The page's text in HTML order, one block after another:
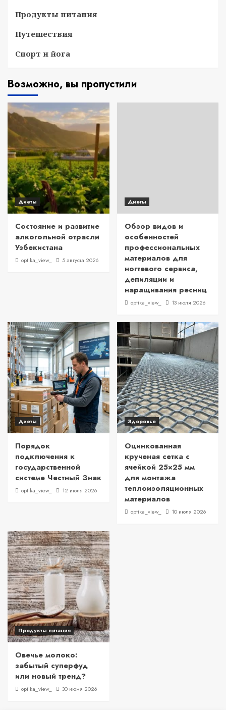
Продукты питания
Путешествия
Спорт и йога
Возможно, вы пропустили
Диеты
Состояние и развитие
алкогольной отрасли
Узбекистана
optika_view_ 5 августа 2026
Диеты
Обзор видов и
особенностей
профессиональных
материалов для
ногтевого сервиса,
депиляции и
наращивания ресниц
optika_view_ 13 июля 2026
Диеты
Порядок
подключения к
государственной
системе Честный Знак
optika_view_ 12 июля 2026
Здоровье
Оцинкованная
крученая сетка с
ячейкой 25×25 мм
для монтажа
теплоизоляционных
материалов
optika_view_ 10 июля 2026
Продукты питания
Овечье молоко:
забытый суперфуд
или новый тренд?
optika_view_ 30 июня 2026